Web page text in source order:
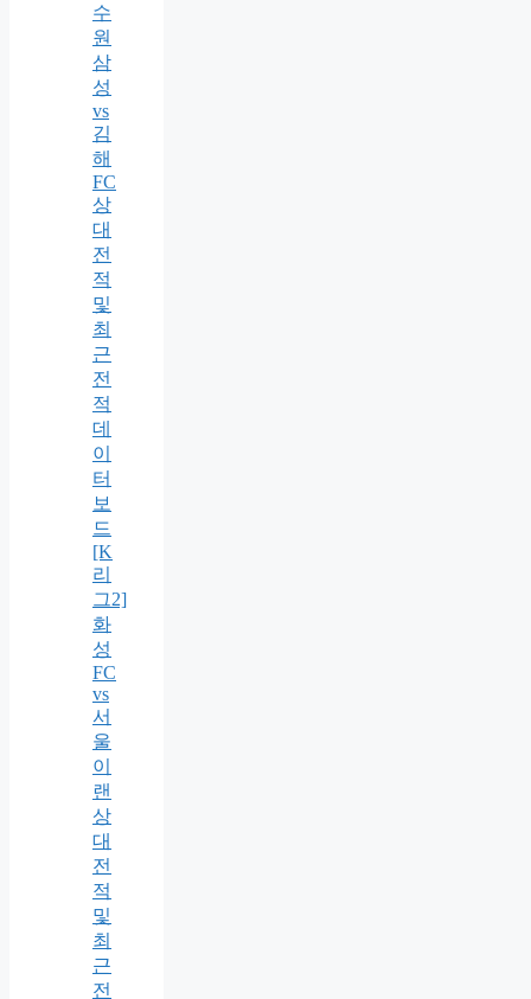
수
원
삼
성
vs
김
해
FC
상
대
전
적
및
최
근
전
적
데
이
터
보
드
[K
리
그2]
화
성
FC
vs
서
울
이
랜
상
대
전
적
및
최
근
전